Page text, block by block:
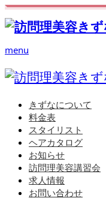
menu
きずなについて
料金表
スタイリスト
ヘアカタログ
お知らせ
訪問理美容講習会
求人情報
お問い合わせ